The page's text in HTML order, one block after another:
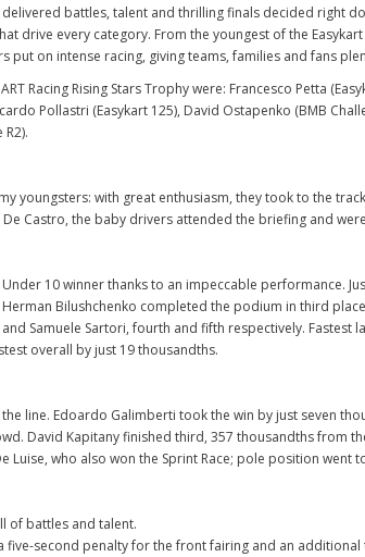
battles, talent and thrilling finals decided right
drive every category. From the youngest of the
put on intense racing, giving teams, families and fans
Racing Rising Stars Trophy were: Francesco Petta
Pollastri (Easykart 125), David Ostapenko (BMB
youngsters: with great enthusiasm, they took to the
Castro, the baby drivers attended the briefing and
10 winner thanks to an impeccable performance.
Bilushchenko completed the podium in third
Samuele Sartori, fourth and fifth respectively. Fastest
overall by just 19 thousandths.
line. Edoardo Galimberti took the win by just seven
David Kapitany finished third, 357 thousandths from
Luise, who also won the Sprint Race; pole position went
of battles and talent.
five-second penalty for the front fairing and an